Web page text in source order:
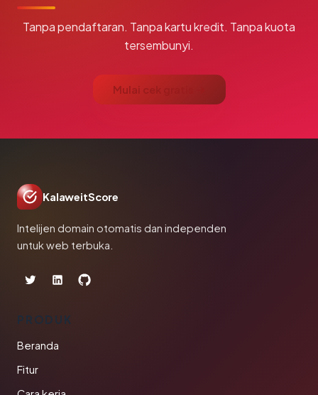
Tanpa pendaftaran. Tanpa kartu kredit. Tanpa kuota
tersembunyi.
Mulai cek gratis →
KalaweitScore
Intelijen domain otomatis dan independen
untuk web terbuka.
PRODUK
Beranda
Fitur